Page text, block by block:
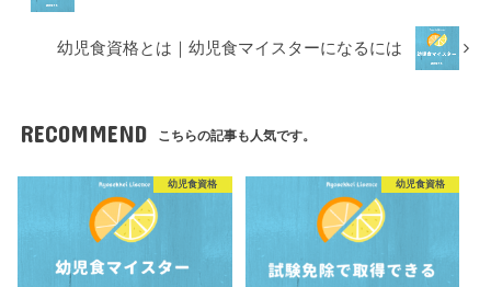
幼児食資格とは｜幼児食マイスターになるには
RECOMMEND こちらの記事も人気です。
幼児食資格 幼児食資格